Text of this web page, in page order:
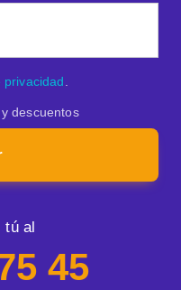
privacidad.
descuentos
tú al
45